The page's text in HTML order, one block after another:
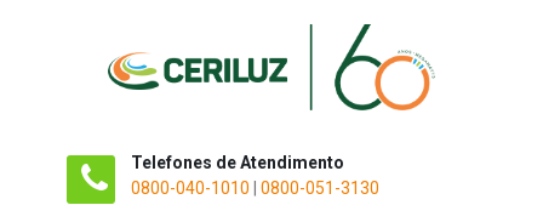
Telefones de Atendimento
0800-040-1010
0800-051-3130